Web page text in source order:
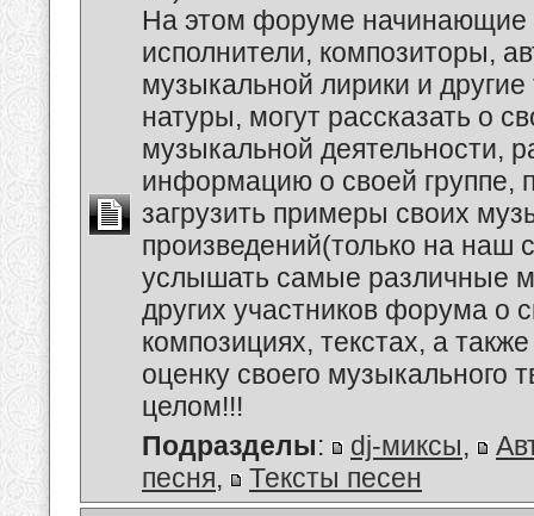
На этом форуме начинающие
исполнители, композиторы,
музыкальной лирики и другие
натуры, могут рассказать о
музыкальной деятельности,
информацию о своей группе,
загрузить примеры своих
произведений(только на наш
услышать самые различные
других участников форума о
композициях, текстах, а
оценку своего музыкального
целом!!!
Подразделы: dj-миксы,
песня, Тексты песен